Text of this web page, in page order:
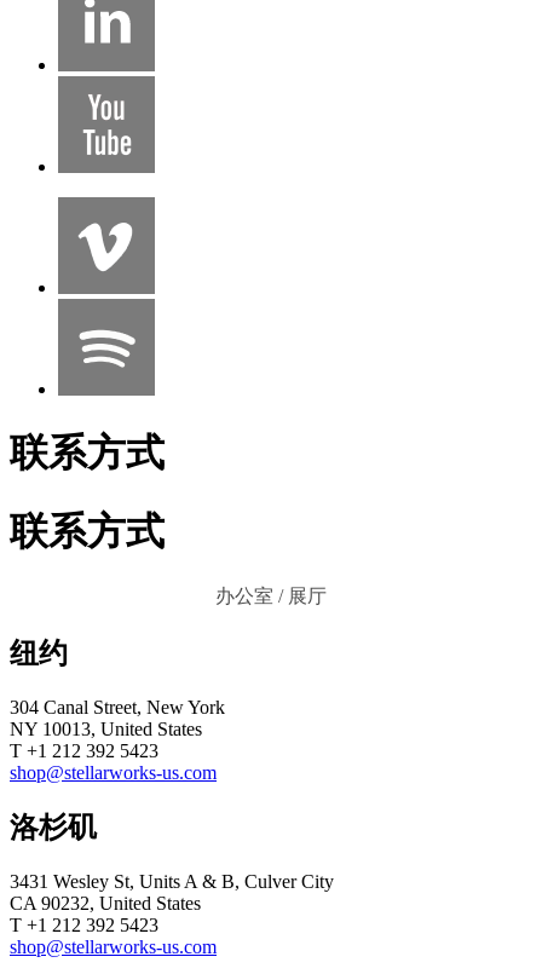
联系方式
联系方式
办公室 / 展厅
纽约
304 Canal Street, New York
NY 10013, United States
T +1 212 392 5423
shop@stellarworks-us.com
洛杉矶
3431 Wesley St, Units A & B, Culver City
CA 90232, United States
T +1 212 392 5423‎
shop@stellarworks-us.com